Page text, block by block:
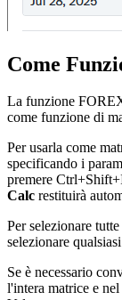
Come
La funzione
come funzione di
Per usarla come
specificando i
premere
Calc restituirà
Per selezionare
selezionare
Se è necessario
l'intera matrice e